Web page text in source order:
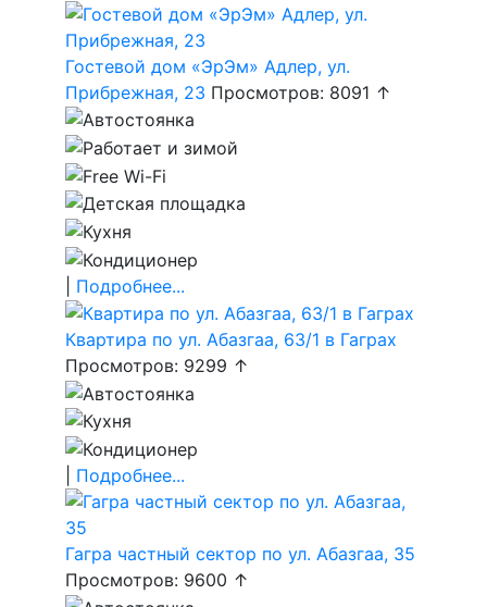
Гостевой дом «ЭрЭм» Адлер, ул.
Прибрежная, 23 Просмотров: 8091 ↑
Подробнее...
Квартира по ул. Абазгаа, 63/1 в Гаграх
Просмотров: 9299 ↑
Подробнее...
Гагра частный сектор по ул. Абазгаа, 35
Просмотров: 9600 ↑